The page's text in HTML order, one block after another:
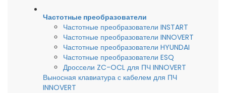
Частотные преобразователи
Частотные преобразователи INSTART
Частотные преобразователи INNOVERT
Частотные преобразователи HYUNDAI
Частотные преобразователи ESQ
Дроссели ZC-OCL для ПЧ INNOVERT
Выносная клавиатура с кабелем для ПЧ
INNOVERT